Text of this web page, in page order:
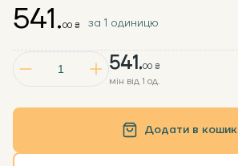
541.00 ₴
мін від 1 од.
541.00 ₴ за 1 одиницю
Додати в кошик